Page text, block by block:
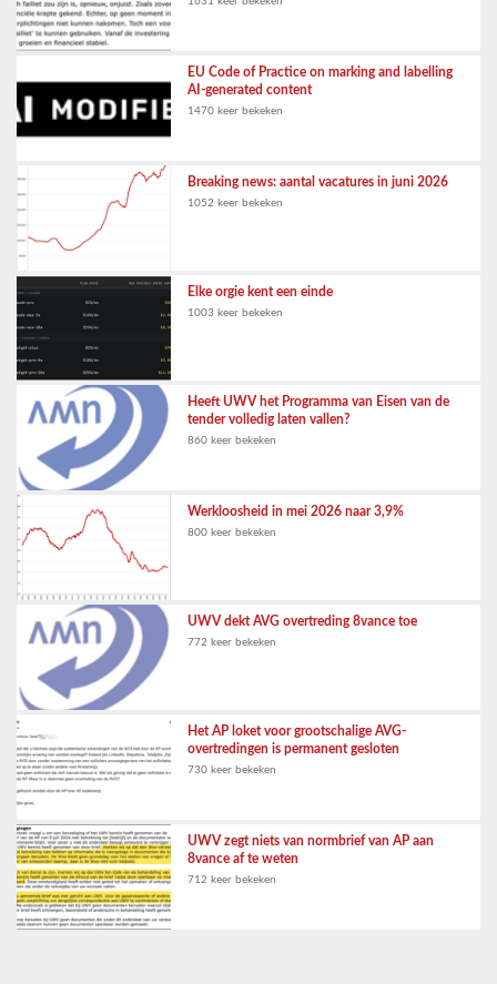
EU Code of Practice on marking and labelling
AI-generated content
1470 keer bekeken
Breaking news: aantal vacatures in juni 2026
1052 keer bekeken
Elke orgie kent een einde
1003 keer bekeken
Heeft UWV het Programma van Eisen van de
tender volledig laten vallen?
860 keer bekeken
Werkloosheid in mei 2026 naar 3,9%
800 keer bekeken
UWV dekt AVG overtreding 8vance toe
772 keer bekeken
Het AP loket voor grootschalige AVG-
overtredingen is permanent gesloten
730 keer bekeken
UWV zegt niets van normbrief van AP aan
8vance af te weten
712 keer bekeken